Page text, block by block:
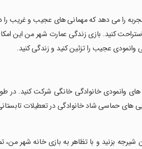
را می دهد که مهمانی های عجیب و غریب را
کنید. بازی زندگی عمارت شهر من این
عجیب را تزئین کنید و زندگی کنید.
های وانمودی خانوادگی خانگی شرکت کنید.
های حماسی شاد خانوادگی در تعطیلات
بزنید و با تظاهر به بازی خانه شهر من،